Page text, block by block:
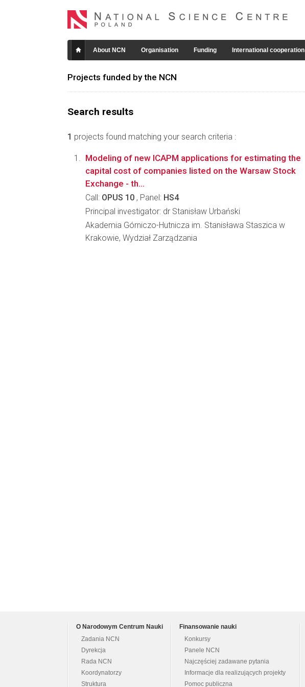
About NCN Organisation Funding International cooperation
Projects funded by the NCN
Search results
1 projects found matching your search criteria :
Modeling of new ICAPM applications for estimating the
capital cost of companies listed on the Warsaw Stock
Exchange - th...
Call: OPUS 10 , Panel: HS4
Principal investigator: dr Stanisław Urbański
Akademia Górniczo-Hutnicza im. Stanisława Staszica w
Krakowie, Wydział Zarządzania
O Narodowym Centrum Nauki
Zadania NCN
Dyrekcja
Rada NCN
Koordynatorzy
Struktura
Finansowanie nauki
Konkursy
Panele NCN
Najczęściej zadawane pytania
Informacje dla realizujących projekty
Pomoc publiczna